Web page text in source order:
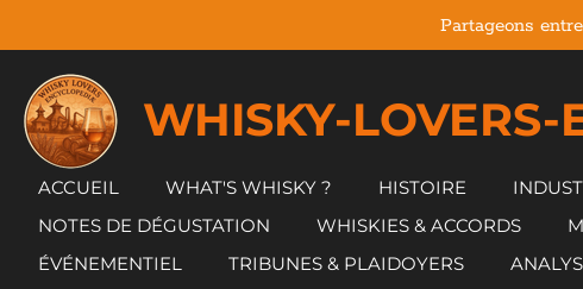
au
contenu
principal
Partageons
WHISKY-
ACCUEIL WHAT'S WHISKY ? HISTOIRE
NOTES DE DÉGUSTATION
WHISKIES & ACCORDS
ÉVÉNEMENTIEL
TRIBUNES & PLAIDOYERS